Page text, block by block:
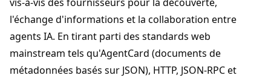
l'échange d'informations et la collaboration entre
agents IA. En tirant parti des standards web
mainstream tels qu'AgentCard (documents de
métadonnées basés sur JSON), HTTP, JSON-RPC et